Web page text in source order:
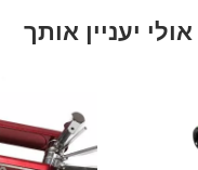
אולי יעניין אותך